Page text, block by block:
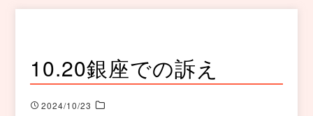
10.20銀座での訴え
2024/10/23